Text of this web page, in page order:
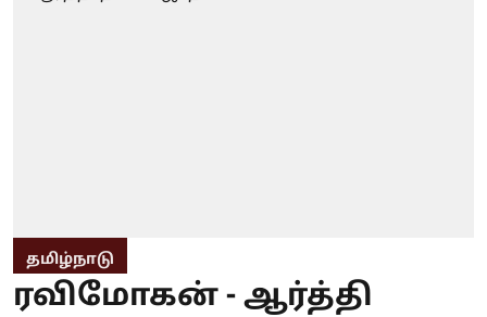
தமிழ்நாடு
ரவிமோகன் - ஆர்த்தி